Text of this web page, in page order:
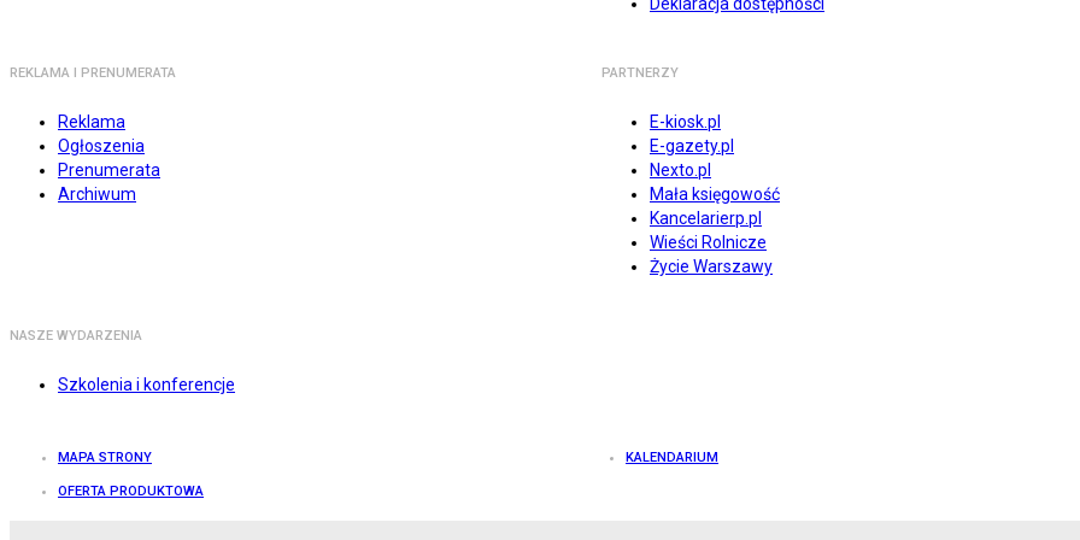
REKLAMA I PRENUMERATA
Reklama
Ogłoszenia
Prenumerata
Archiwum
PARTNERZY
E-kiosk.pl
E-gazety.pl
Nexto.pl
Mała księgowość
Kancelarierp.pl
Wieści Rolnicze
Życie Warszawy
NASZE WYDARZENIA
Szkolenia i konferencje
MAPA STRONY KALENDARIUM
OFERTA PRODUKTOWA